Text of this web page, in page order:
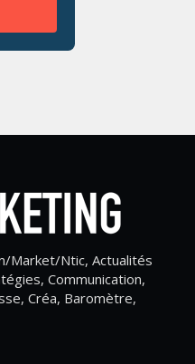
Market/Ntic, Actualités
Communication,
Créa, Baromètre,